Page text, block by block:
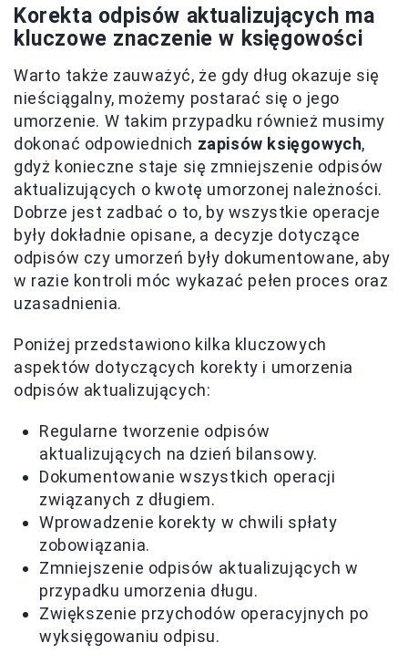
Korekta odpisów aktualizujących ma
kluczowe znaczenie w księgowości
Warto także zauważyć, że gdy dług okazuje się
nieściągalny, możemy postarać się o jego
umorzenie. W takim przypadku również musimy
dokonać odpowiednich zapisów księgowych,
gdyż konieczne staje się zmniejszenie odpisów
aktualizujących o kwotę umorzonej należności.
Dobrze jest zadbać o to, by wszystkie operacje
były dokładnie opisane, a decyzje dotyczące
odpisów czy umorzeń były dokumentowane, aby
w razie kontroli móc wykazać pełen proces oraz
uzasadnienia.
Poniżej przedstawiono kilka kluczowych
aspektów dotyczących korekty i umorzenia
odpisów aktualizujących:
Regularne tworzenie odpisów
aktualizujących na dzień bilansowy.
Dokumentowanie wszystkich operacji
związanych z długiem.
Wprowadzenie korekty w chwili spłaty
zobowiązania.
Zmniejszenie odpisów aktualizujących w
przypadku umorzenia długu.
Zwiększenie przychodów operacyjnych po
wyksięgowaniu odpisu.